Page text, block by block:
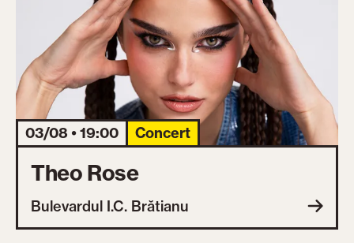
03/08 • 19:00 Concert
Theo Rose
Bulevardul I.C. Brătianu